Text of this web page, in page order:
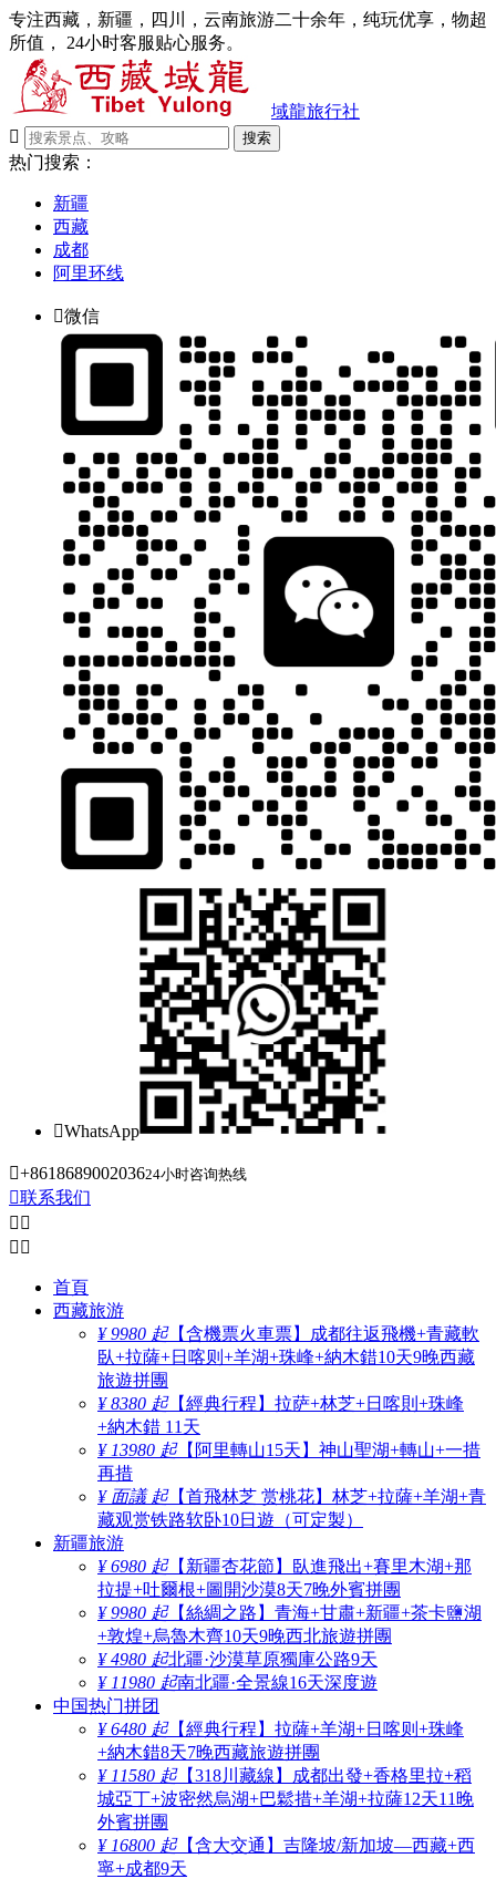
专注西藏，新疆，四川，云南旅游二十余年，纯玩优享，物超
所值， 24小时客服贴心服务。
域龍旅行社

搜索
热门搜索：
新疆
西藏
成都
阿里环线
微信
WhatsApp
+861868900203624小时咨询热线
联系我们
 
 
首頁
西藏旅游
¥ 9980 起【含機票火車票】成都往返飛機+青藏軟
臥+拉薩+日喀则+羊湖+珠峰+納木錯10天9晚西藏
旅遊拼團
¥ 8380 起【經典行程】拉萨+林芝+日喀則+珠峰
+納木錯 11天
¥ 13980 起【阿里轉山15天】神山聖湖+轉山+一措
再措
¥ 面議 起【首飛林芝 赏桃花】林芝+拉薩+羊湖+青
藏观赏铁路软卧10日遊（可定製）
新疆旅游
¥ 6980 起【新疆杏花節】臥進飛出+賽里木湖+那
拉提+吐爾根+圖開沙漠8天7晚外賓拼團
¥ 9980 起【絲綢之路】青海+甘肅+新疆+茶卡鹽湖
+敦煌+烏魯木齊10天9晚西北旅遊拼團
¥ 4980 起北疆·沙漠草原獨庫公路9天
¥ 11980 起南北疆·全景線16天深度遊
中国热门拼团
¥ 6480 起【經典行程】拉薩+羊湖+日喀则+珠峰
+納木錯8天7晚西藏旅遊拼團
¥ 11580 起【318川藏線】成都出發+香格里拉+稻
城亞丁+波密然烏湖+巴鬆措+羊湖+拉薩12天11晚
外賓拼團
¥ 16800 起【含大交通】吉隆坡/新加坡—西藏+西
寧+成都9天